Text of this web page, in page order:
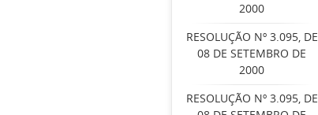
2000
RESOLUÇÃO Nº 3.095, DE
08 DE SETEMBRO DE
2000
RESOLUÇÃO Nº 3.095, DE